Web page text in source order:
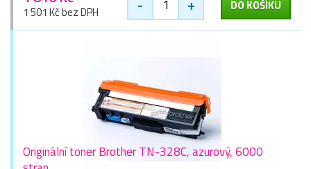
1 501 Kč bez DPH DO KOŠÍKU
Originální toner Brother TN-328C, azurový, 6000